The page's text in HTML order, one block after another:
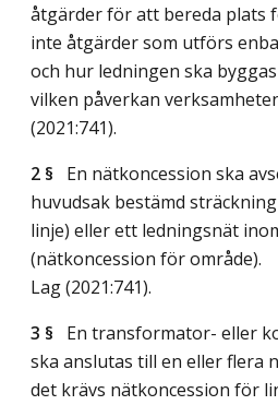
åtgärder för att bereda plats
inte åtgärder som utförs
och hur ledningen ska
vilken påverkan
(2021:741).
2 § En nätkoncession ska
huvudsak bestämd
linje) eller ett ledningsnät
(nätkoncession för område).
Lag (2021:741).
3 § En transformator- eller
ska anslutas till en eller flera
det krävs nätkoncession för